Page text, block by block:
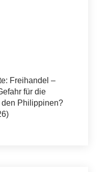
Freihandel –
für die
den Philippinen?